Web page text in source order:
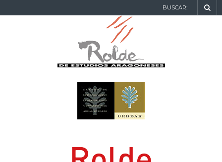
BUSCAR: